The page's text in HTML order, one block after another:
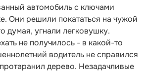
автомобиль с ключами
Они решили покататься на чужой
думая, угнали легковушку.
не получилось - в какой-то
водитель не справился
дерево. Незадачливые